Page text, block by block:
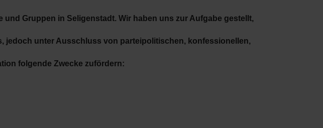
Gruppen in Seligenstadt. Wir haben uns zur Aufgabe gestellt,
jedoch unter Ausschluss von parteipolitischen, konfessionellen,
folgende Zwecke zufördern: